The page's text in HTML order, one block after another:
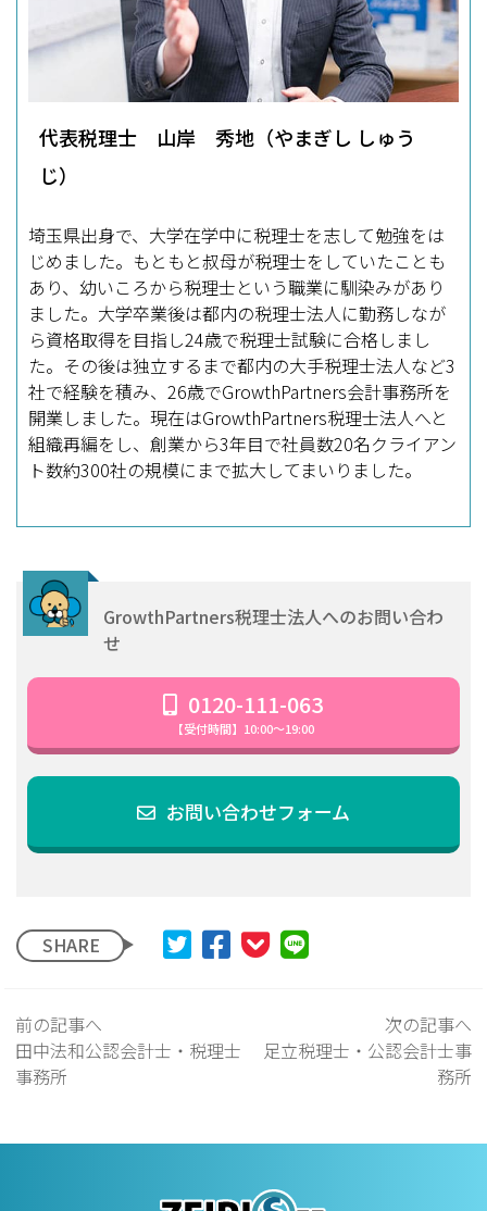
代表税理士 山岸 秀地（やまぎし しゅう
じ）
埼玉県出身で、大学在学中に税理士を志して勉強をは
じめました。もともと叔母が税理士をしていたことも
あり、幼いころから税理士という職業に馴染みがあり
ました。大学卒業後は都内の税理士法人に勤務しなが
ら資格取得を目指し24歳で税理士試験に合格しまし
た。その後は独立するまで都内の大手税理士法人など3
社で経験を積み、26歳でGrowthPartners会計事務所を
開業しました。現在はGrowthPartners税理士法人へと
組織再編をし、創業から3年目で社員数20名クライアン
ト数約300社の規模にまで拡大してまいりました。
GrowthPartners税理士法人へのお問い合わ
せ
0120-111-063
【受付時間】10:00〜19:00
お問い合わせフォーム
SHARE
前の記事へ
田中法和公認会計士・税理士
事務所
次の記事へ
足立税理士・公認会計士事
務所